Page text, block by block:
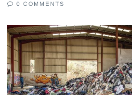
0 COMMENTS